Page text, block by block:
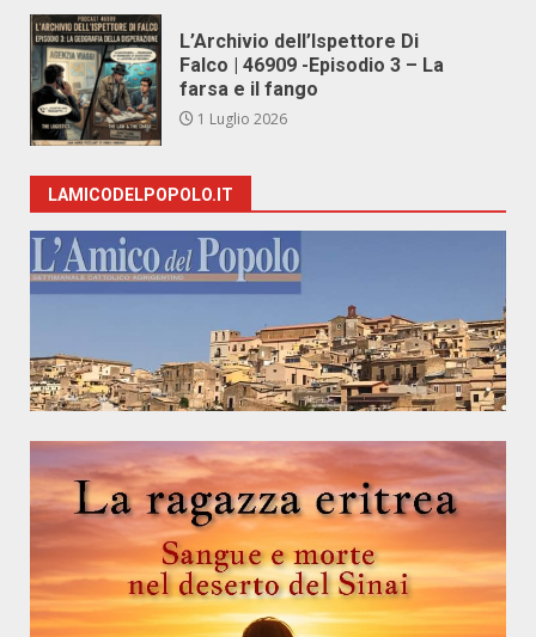
L’Archivio dell’Ispettore Di
Falco | 46909 -Episodio 3 – La
farsa e il fango
1 Luglio 2026
LAMICODELPOPOLO.IT